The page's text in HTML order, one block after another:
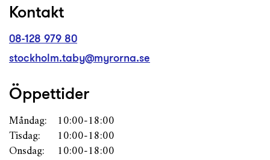
Kontakt
08-128 979 80
stockholm.taby@myrorna.se
Öppettider
Måndag:
10:00-18:00
Tisdag:
10:00-18:00
Onsdag:
10:00-18:00